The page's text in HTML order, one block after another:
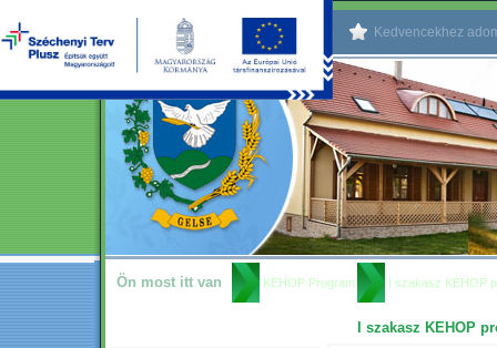
Kezdőlapnak beállítom Kedvencekhez
Ön most itt van KEHOP Program I szakasz KEHOP
I szakasz KEHOP